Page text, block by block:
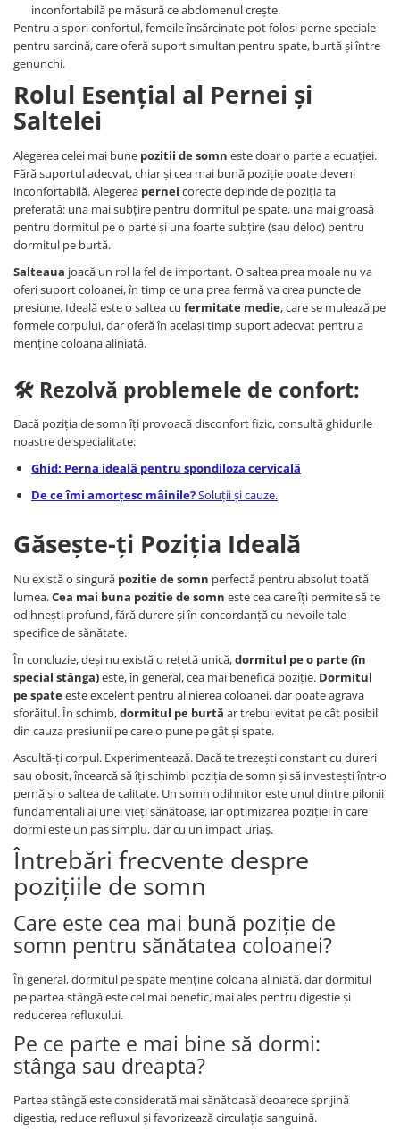
inconfortabilă pe măsură ce abdomenul crește.
Pentru a spori confortul, femeile însărcinate pot folosi perne speciale
pentru sarcină, care oferă suport simultan pentru spate, burtă și între
genunchi.
Rolul Esențial al Pernei și
Saltelei
Alegerea celei mai bune pozitii de somn este doar o parte a ecuației.
Fără suportul adecvat, chiar și cea mai bună poziție poate deveni
inconfortabilă. Alegerea pernei corecte depinde de poziția ta
preferată: una mai subțire pentru dormitul pe spate, una mai groasă
pentru dormitul pe o parte și una foarte subțire (sau deloc) pentru
dormitul pe burtă.
Salteaua joacă un rol la fel de important. O saltea prea moale nu va
oferi suport coloanei, în timp ce una prea fermă va crea puncte de
presiune. Ideală este o saltea cu fermitate medie, care se mulează pe
formele corpului, dar oferă în același timp suport adecvat pentru a
menține coloana aliniată.
🛠️ Rezolvă problemele de confort:
Dacă poziția de somn îți provoacă disconfort fizic, consultă ghidurile
noastre de specialitate:
Ghid: Perna ideală pentru spondiloza cervicală
De ce îmi amorțesc mâinile?Soluții și cauze.
Găsește-ți Poziția Ideală
Nu există o singură pozitie de somn perfectă pentru absolut toată
lumea.Cea mai buna pozitie de somn este cea care îți permite să te
odihnești profund, fără durere și în concordanță cu nevoile tale
specifice de sănătate.
În concluzie, deși nu există o rețetă unică,dormitul pe o parte (în
special stânga)este, în general, cea mai benefică poziție. Dormitul
pe spateeste excelent pentru alinierea coloanei, dar poate agrava
sforăitul. În schimb,dormitul pe burtă ar trebui evitat pe cât posibil
din cauza presiunii pe care o pune pe gât și spate.
Ascultă-ți corpul. Experimentează. Dacă te trezești constant cu dureri
sau obosit, încearcă să îți schimbi poziția de somn și să investești într-o
pernă și o saltea de calitate. Un somn odihnitor este unul dintre pilonii
fundamentali ai unei vieți sănătoase, iar optimizarea poziției în care
dormi este un pas simplu, dar cu un impact uriaș.
Întrebări frecvente despre
pozițiile de somn
Care este cea mai bună poziție de
somn pentru sănătatea coloanei?
În general, dormitul pe spate menține coloana aliniată, dar dormitul
pe partea stângă este cel mai benefic, mai ales pentru digestie și
reducerea refluxului.
Pe ce parte e mai bine să dormi:
stânga sau dreapta?
Partea stângă este considerată mai sănătoasă deoarece sprijină
digestia, reduce refluxul și favorizează circulația sanguină.